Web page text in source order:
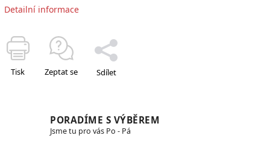
Detailní informace
Tisk Zeptat se Sdílet
PORADÍME S VÝBĚREM
Jsme tu pro vás Po - Pá